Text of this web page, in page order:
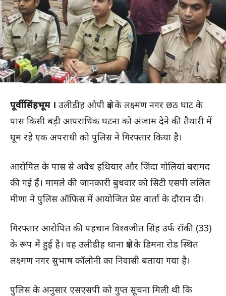
पूर्वी सिंहभूम । उलीडीह ओपी क्षेत्र के लक्ष्मण नगर छठ घाट के
पास किसी बड़ी आपराधिक घटना को अंजाम देने की तैयारी में
घूम रहे एक अपराधी को पुलिस ने गिरफ्तार किया है।
आरोपित के पास से अवैध हथियार और जिंदा गोलियां बरामद
की गई हैं। मामले की जानकारी बुधवार को सिटी एसपी ललित
मीणा ने पुलिस ऑफिस में आयोजित प्रेस वार्ता के दौरान दी।
गिरफ्तार आरोपित की पहचान विश्वजीत सिंह उर्फ रॉकी (33)
के रूप में हुई है। वह उलीडीह थाना क्षेत्र के डिमना रोड स्थित
लक्ष्मण नगर सुभाष कॉलोनी का निवासी बताया गया है।
पुलिस के अनुसार एसएसपी को गुप्त सूचना मिली थी कि